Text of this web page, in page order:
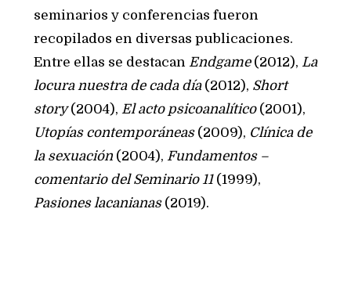
seminarios y conferencias fueron
recopilados en diversas publicaciones.
Entre ellas se destacan Endgame(2012), La
locura nuestra de cada día(2012), Short
story(2004), El acto psicoanalítico(2001),
Utopías contemporáneas(2009), Clínica de
la sexuación (2004), Fundamentos –
comentario del Seminario 11(1999),
Pasiones lacanianas(2019).